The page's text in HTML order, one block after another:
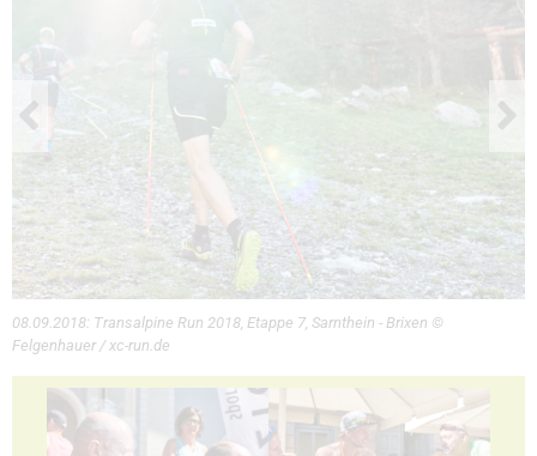
08.09.2018: Transalpine Run 2018, Etappe 7, Sarnthein - Brixen ©
Felgenhauer / xc-run.de